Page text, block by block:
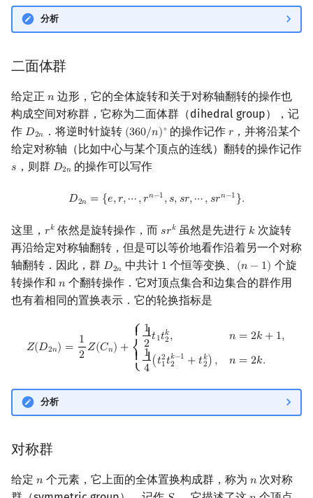
分析
二面体群
给定正 𝑛
n 边形，它的全体旋转和关于对称轴翻转的操作也
构成空间对称群，它称为二面体群（dihedral group），记
作 𝐷2𝑛
D2n ．将逆时针旋转 (360/𝑛)∘
(360/n)∘ 的操作记作 𝑟
r ，并将沿某个
给定对称轴（比如中心与某个顶点的连线）翻转的操作记作
𝑠
s ，则群 𝐷2𝑛
D2n 的操作可以写作
𝐷2𝑛 = {𝑒,𝑟,⋯,𝑟𝑛−1,𝑠, 𝑠𝑟,⋯, 𝑠𝑟𝑛−1}.
D2n={e,r ⋯ rn−1, ,s ,⋯ ,sr n−1}.
这里， 𝑟𝑘
rk 依然是旋转操作，而 𝑠𝑟𝑘
srk 虽然是先进行 𝑘
k 次旋转
再沿给定对称轴翻转，但是可以等价地看作沿着另一个对称
轴翻转．因此，群 𝐷2𝑛
D2n 中共计 1
1 个恒等变换、 (𝑛 − 1)
(n−1)
个旋
转操作和 𝑛
n 个翻转操作．它对顶点集合和边集合的群作用
也有着相同的置换表示．它的轮换指标是
𝑍(𝐷2𝑛) = 1
2 𝑍(𝐶𝑛) +
⎧{ {
⎨{ {
⎩
1
2𝑡1𝑡𝑘
2, 𝑛 = 2𝑘 + 1,
1
4 (𝑡2
1𝑡𝑘−1
2 +𝑡𝑘
2) , 𝑛 = 2𝑘.
2k ,n = 2k+ k), = 2k
分析
对称群
给定 𝑛
n 个元素，它上面的全体置换构成群，称为 𝑛
n 次对称